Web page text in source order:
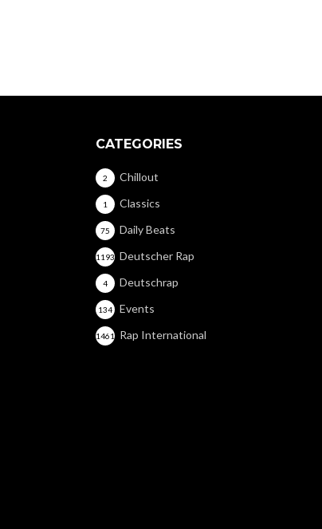
CATEGORIES
Chillout
2
Classics
1
Daily Beats
75
Deutscher Rap
1193
Deutschrap
4
Events
134
Rap International
1461